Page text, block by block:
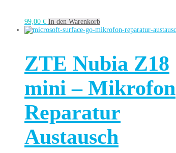
99,00 € In den Warenkorb
ZTE Nubia Z18
mini – Mikrofon
Reparatur
Austausch